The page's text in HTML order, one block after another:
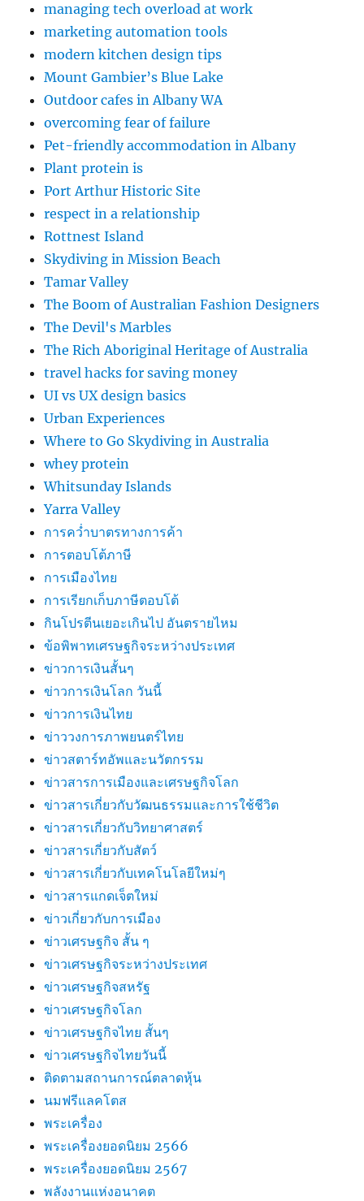
managing tech overload at work
marketing automation tools
modern kitchen design tips
Mount Gambier’s Blue Lake
Outdoor cafes in Albany WA
overcoming fear of failure
Pet-friendly accommodation in Albany
Plant protein is
Port Arthur Historic Site
respect in a relationship
Rottnest Island
Skydiving in Mission Beach
Tamar Valley
The Boom of Australian Fashion Designers
The Devil's Marbles
The Rich Aboriginal Heritage of Australia
travel hacks for saving money
UI vs UX design basics
Urban Experiences
Where to Go Skydiving in Australia
whey protein
Whitsunday Islands
Yarra Valley
การคว่ำบาตรทางการค้า
การตอบโต้ภาษี
การเมืองไทย
การเรียกเก็บภาษีตอบโต้
กินโปรตีนเยอะเกินไป อันตรายไหม
ข้อพิพาทเศรษฐกิจระหว่างประเทศ
ข่าวการเงินสั้นๆ
ข่าวการเงินโลก วันนี้
ข่าวการเงินไทย
ข่าววงการภาพยนตร์ไทย
ข่าวสตาร์ทอัพและนวัตกรรม
ข่าวสารการเมืองและเศรษฐกิจโลก
ข่าวสารเกี่ยวกับวัฒนธรรมและการใช้ชีวิต
ข่าวสารเกี่ยวกับวิทยาศาสตร์
ข่าวสารเกี่ยวกับสัตว์
ข่าวสารเกี่ยวกับเทคโนโลยีใหม่ๆ
ข่าวสารแกดเจ็ตใหม่
ข่าวเกี่ยวกับการเมือง
ข่าวเศรษฐกิจ สั้น ๆ
ข่าวเศรษฐกิจระหว่างประเทศ
ข่าวเศรษฐกิจสหรัฐ
ข่าวเศรษฐกิจโลก
ข่าวเศรษฐกิจไทย สั้นๆ
ข่าวเศรษฐกิจไทยวันนี้
ติดตามสถานการณ์ตลาดหุ้น
นมฟรีแลคโตส
พระเครื่อง
พระเครื่องยอดนิยม 2566
พระเครื่องยอดนิยม 2567
พลังงานแห่งอนาคต